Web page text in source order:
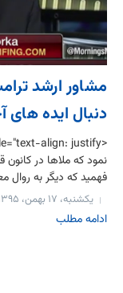
مشاور ارشد
دنبال ایده های
نمود که ملاها در
فهمید که دیگر به روال
یکشنبه، ۱۷ بهمن، ۱۳۹۵
ادامه مطلب